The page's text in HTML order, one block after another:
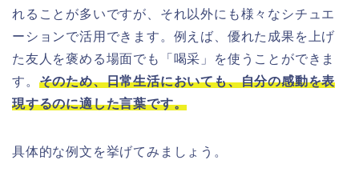
れることが多いですが、それ以外にも様々なシチュエ
ーションで活用できます。例えば、優れた成果を上げ
た友人を褒める場面でも「喝采」を使うことができま
す。 そのため、日常生活においても、自分の感動を表
現するのに適した言葉です。
具体的な例文を挙げてみましょう。